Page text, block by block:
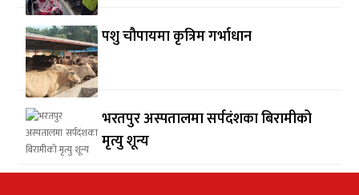
पशु चौपायमा कृत्रिम गर्भाधान
भरतपुर अस्पतालमा सर्पदंशका बिरामीको
मृत्यु शून्य